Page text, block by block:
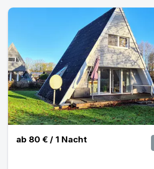
Ferienhaus Traumstrand | Ferienhaus
ab 80 € / 1 Nacht